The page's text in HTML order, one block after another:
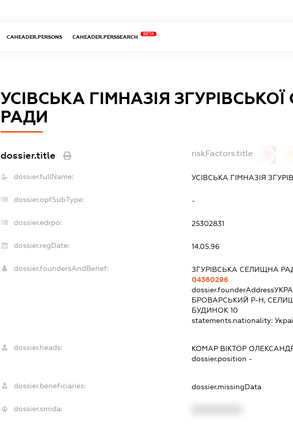
CAHEADER.PERSONS CAHEADER.PERSSEARCH
BETA
УСІВСЬКА ГІМНАЗІЯ
РАДИ
dossier.title riskFactors.title
dossier.fullName: УСІВСЬКА ГІМНАЗІЯ
dossier.opfSubType: -
dossier.edrpo: 25302831
dossier.regDate: 14.05.96
dossier.foundersAndBenef:
ЗГУРІВСЬКА СЕЛИЩНА
04360296
dossier.founderAddress
БРОВАРСЬКИЙ Р-Н,
БУДИНОК 10
statements.nationality:
dossier.heads:
КОМАР ВІКТОР
dossier.position -
dossier.beneficiaries: dossier.missingData
dossier.smida: